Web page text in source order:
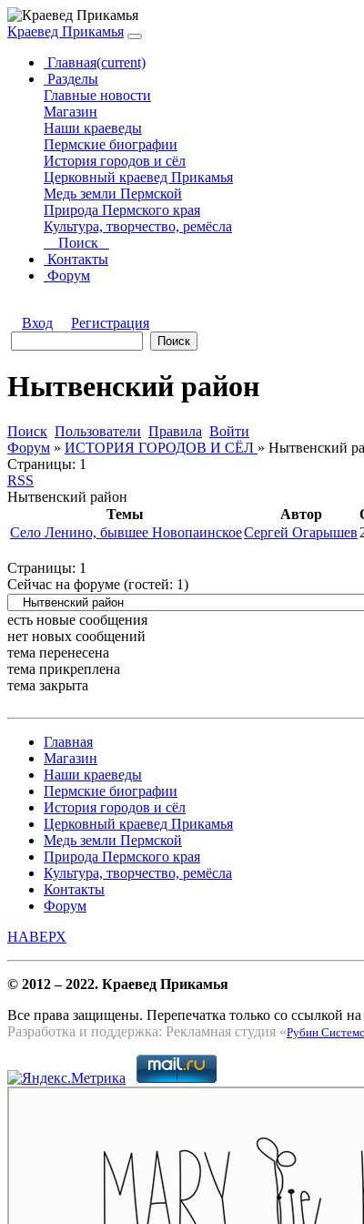
Краевед Прикамья
Главная(current)
Разделы
Главные новости
Магазин
Наши краеведы
Пермские биографии
История городов и сёл
Церковный краевед Прикамья
Медь земли Пермской
Природа Пермского края
Культура, творчество, ремёсла
Поиск
Контакты
Форум
Вход Регистрация
Нытвенский район
Поиск Пользователи Правила Войти
Форум » ИСТОРИЯ ГОРОДОВ И СЁЛ » Нытвенский
Страницы: 1
RSS
Нытвенский район
Темы
Автор
Село Ленино, бывшее НовопаинскоеСергей Огарышев
Страницы: 1
Сейчас на форуме (гостей: 1)
есть новые сообщения
нет новых сообщений
тема перенесена
тема прикреплена
тема закрыта
Главная
Магазин
Наши краеведы
Пермские биографии
История городов и сёл
Церковный краевед Прикамья
Медь земли Пермской
Природа Пермского края
Культура, творчество, ремёсла
Контакты
Форум
НАВЕРХ
© 2012 – 2022. Краевед Прикамья
Все права защищены. Перепечатка только со ссылкой на
Разработка и поддержка: Рекламная студия «Рубин Системс